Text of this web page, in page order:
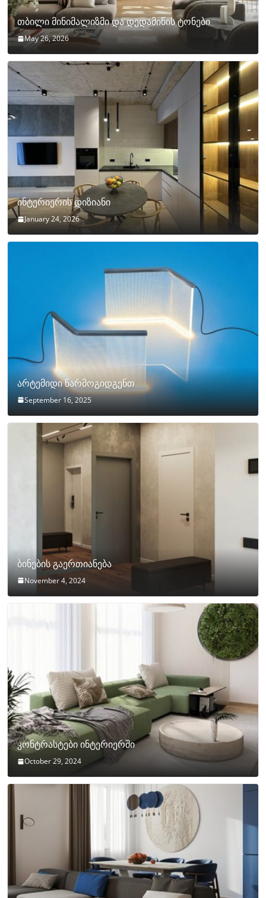
თბილი მინიმალიზმი და დედამიწის ტონები
May 26, 2026
ინტერიერის დიზიანი
January 24, 2026
არტემიდი წარმოგიდგენთ
September 16, 2025
ბინების გაერთიანება
November 4, 2024
კონტრასტები ინტერიერში
October 29, 2024